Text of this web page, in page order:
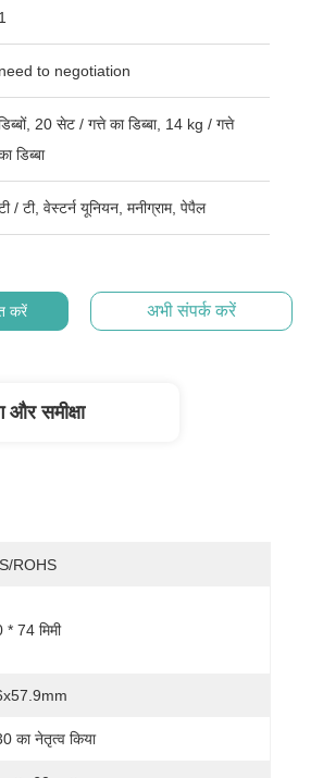
1
need to negotiation
20 सेट / गत्ते का डिब्बा, 14 kg / गत्ते
डिब्बा
/ टी, वेस्टर्न यूनियन, मनीग्राम, पेपैल
करें अभी संपर्क करें
और समीक्षा
ROHS
* 74 मिमी
का नेतृत्व किया